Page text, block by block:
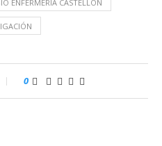
ENFERMERÍA CASTELLÓN
0